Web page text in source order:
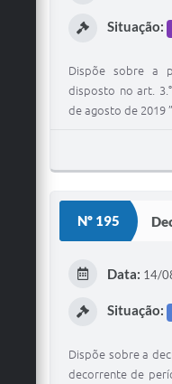
Situação:
Dispõe sobre a
disposto no art.
de agosto de 2019
Nº 195
Data: 14/
Situação:
Dispõe sobre a
decorrente de